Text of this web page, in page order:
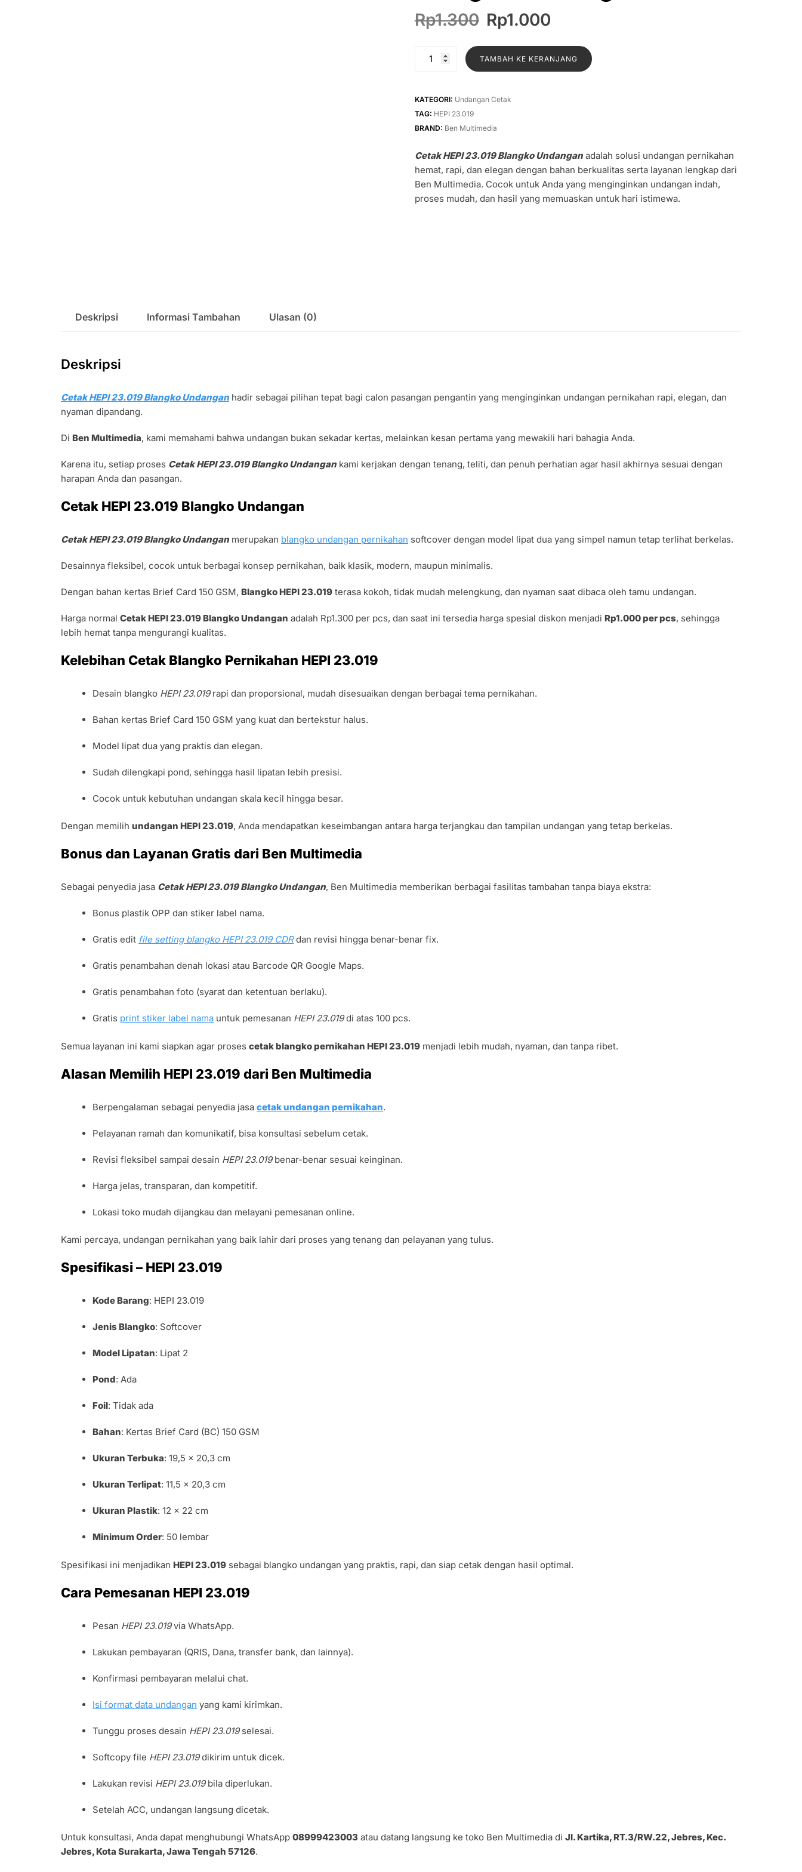
Rp1.300 Harga
aslinya
adalah:
Rp1.300.
Rp1.000
ini
adalah:
Kuantitas
23.019
Blangko
Undangan
TAMBAH KE KERANJANG
KATEGORI: Undangan Cetak
TAG: HEPI 23.019
BRAND: Ben Multimedia
Cetak HEPI 23.019 Blangko Undanganadalah solusi undangan pernikahan
hemat, rapi, dan elegan dengan bahan berkualitas serta layanan lengkap dari
Ben Multimedia. Cocok untuk Anda yang menginginkan undangan indah,
proses mudah, dan hasil yang memuaskan untuk hari istimewa.
Deskripsi Informasi Tambahan Ulasan (0)
Deskripsi
Cetak HEPI 23.019 Blangko Undangan hadir sebagai pilihan tepat bagi calon pasangan pengantin yang menginginkan undangan pernikahan rapi, elegan, dan
nyaman dipandang.
Di Ben Multimedia, kami memahami bahwa undangan bukan sekadar kertas, melainkan kesan pertama yang mewakili hari bahagia Anda.
Karena itu, setiap proses Cetak HEPI 23.019 Blangko Undangan kami kerjakan dengan tenang, teliti, dan penuh perhatian agar hasil akhirnya sesuai dengan
harapan Anda dan pasangan.
Cetak HEPI 23.019 Blangko Undangan
Cetak HEPI 23.019 Blangko Undangan merupakan blangko undangan pernikahan softcover dengan model lipat dua yang simpel namun tetap terlihat berkelas.
Desainnya fleksibel, cocok untuk berbagai konsep pernikahan, baik klasik, modern, maupun minimalis.
Dengan bahan kertas Brief Card 150 GSM, Blangko HEPI 23.019 terasa kokoh, tidak mudah melengkung, dan nyaman saat dibaca oleh tamu undangan.
Harga normal Cetak HEPI 23.019 Blangko Undangan adalah Rp1.300 per pcs, dan saat ini tersedia harga spesial diskon menjadi Rp1.000 per pcs, sehingga
lebih hemat tanpa mengurangi kualitas.
Kelebihan Cetak Blangko Pernikahan HEPI 23.019
Desain blangko HEPI 23.019rapi dan proporsional, mudah disesuaikan dengan berbagai tema pernikahan.
Bahan kertas Brief Card 150 GSM yang kuat dan bertekstur halus.
Model lipat dua yang praktis dan elegan.
Sudah dilengkapi pond, sehingga hasil lipatan lebih presisi.
Cocok untuk kebutuhan undangan skala kecil hingga besar.
Dengan memilih undangan HEPI 23.019, Anda mendapatkan keseimbangan antara harga terjangkau dan tampilan undangan yang tetap berkelas.
Bonus dan Layanan Gratis dari Ben Multimedia
Sebagai penyedia jasa Cetak HEPI 23.019 Blangko Undangan, Ben Multimedia memberikan berbagai fasilitas tambahan tanpa biaya ekstra:
Bonus plastik OPP dan stiker label nama.
Gratis edit file setting blangko HEPI 23.019 CDRdan revisi hingga benar-benar fix.
Gratis penambahan denah lokasi atau Barcode QR Google Maps.
Gratis penambahan foto (syarat dan ketentuan berlaku).
Gratis print stiker label nama untuk pemesanan HEPI 23.019di atas 100 pcs.
Semua layanan ini kami siapkan agar proses cetak blangko pernikahan HEPI 23.019 menjadi lebih mudah, nyaman, dan tanpa ribet.
Alasan Memilih HEPI 23.019 dari Ben Multimedia
Berpengalaman sebagai penyedia jasacetak undangan pernikahan.
Pelayanan ramah dan komunikatif, bisa konsultasi sebelum cetak.
Revisi fleksibel sampai desain HEPI 23.019benar-benar sesuai keinginan.
Harga jelas, transparan, dan kompetitif.
Lokasi toko mudah dijangkau dan melayani pemesanan online.
Kami percaya, undangan pernikahan yang baik lahir dari proses yang tenang dan pelayanan yang tulus.
Spesifikasi – HEPI 23.019
Kode Barang: HEPI 23.019
Jenis Blangko: Softcover
Model Lipatan: Lipat 2
Pond: Ada
Foil: Tidak ada
Bahan: Kertas Brief Card (BC) 150 GSM
Ukuran Terbuka: 19,5 x 20,3 cm
Ukuran Terlipat: 11,5 x 20,3 cm
Ukuran Plastik: 12 x 22 cm
Minimum Order: 50 lembar
Spesifikasi ini menjadikan HEPI 23.019 sebagai blangko undangan yang praktis, rapi, dan siap cetak dengan hasil optimal.
Cara Pemesanan HEPI 23.019
Pesan HEPI 23.019via WhatsApp.
Lakukan pembayaran (QRIS, Dana, transfer bank, dan lainnya).
Konfirmasi pembayaran melalui chat.
Isi format data undangan yang kami kirimkan.
Tunggu proses desain HEPI 23.019selesai.
Softcopy file HEPI 23.019dikirim untuk dicek.
Lakukan revisi HEPI 23.019bila diperlukan.
Setelah ACC, undangan langsung dicetak.
Untuk konsultasi, Anda dapat menghubungi WhatsApp 08999423003 atau datang langsung ke toko Ben Multimedia di Jl. Kartika, RT.3/RW.22, Jebres, Kec.
Jebres, Kota Surakarta, Jawa Tengah 57126.